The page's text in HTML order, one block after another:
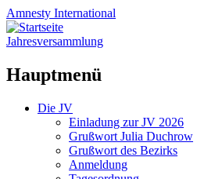
Amnesty International
Jahresversammlung
Hauptmenü
Zum
Die JV
Einladung zur JV 2026
Grußwort Julia Duchrow
Grußwort des Bezirks
Anmeldung